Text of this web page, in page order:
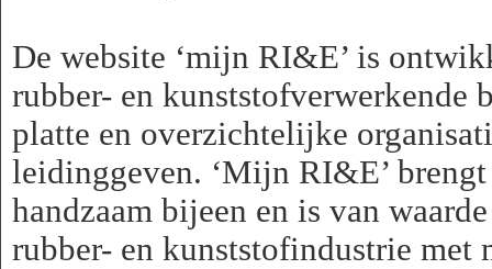
De website ‘mijn RI&E’ is
rubber- en kunststofverwerkende
platte en overzichtelijke
leidinggeven. ‘Mijn RI&E’
handzaam bijeen en is van
rubber- en kunststofindustrie met